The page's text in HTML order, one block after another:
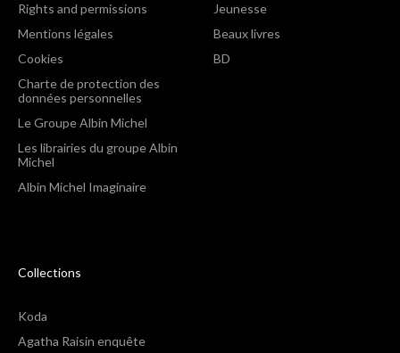
Rights and permissions
Mentions légales
Cookies
Charte de protection des
données personnelles
Le Groupe Albin Michel
Les librairies du groupe Albin
Michel
Albin Michel Imaginaire
Jeunesse
Beaux livres
BD
Collections
Koda
Agatha Raisin enquête